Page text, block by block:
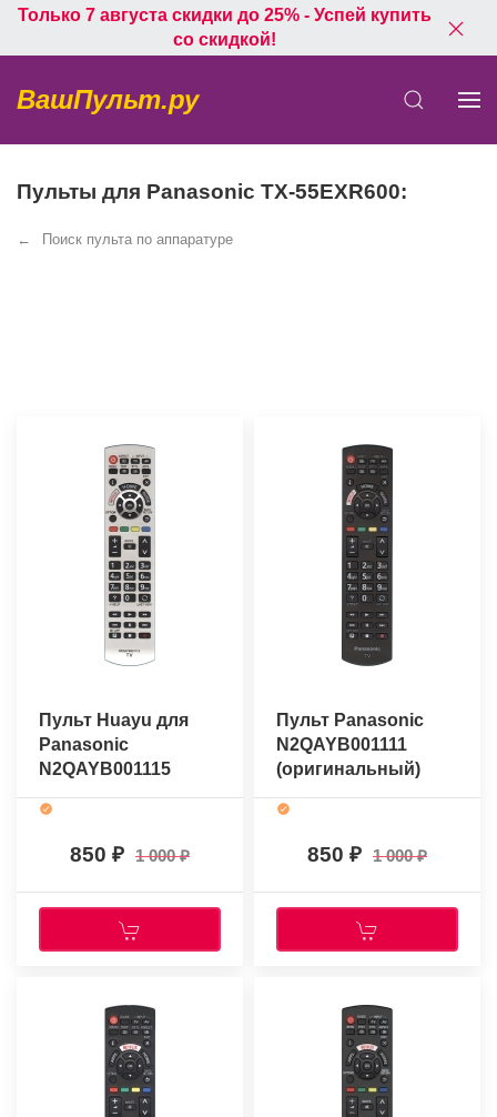
Только 7 августа скидки до 25% - Успей купить
со скидкой!
ВашПульт.ру
Пульты для Panasonic TX-55EXR600:
Поиск пульта по аппаратуре
Пульт Huayu для
Panasonic
N2QAYB001115
850 1 000
Пульт Panasonic
N2QAYB001111
(оригинальный)
850 1 000